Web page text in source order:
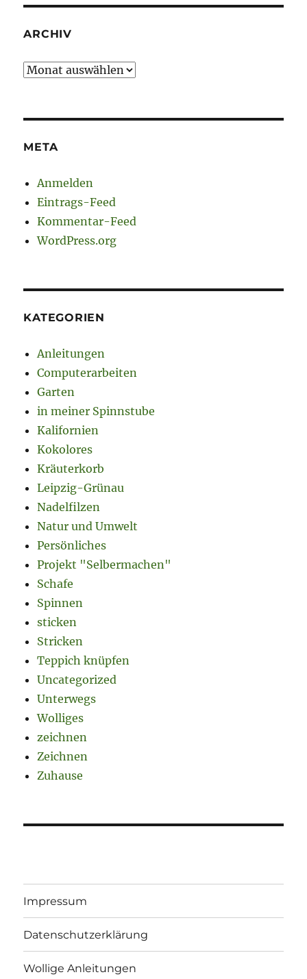
ARCHIV
Archiv
META
Anmelden
Eintrags-Feed
Kommentar-Feed
WordPress.org
KATEGORIEN
Anleitungen
Computerarbeiten
Garten
in meiner Spinnstube
Kalifornien
Kokolores
Kräuterkorb
Leipzig-Grünau
Nadelfilzen
Natur und Umwelt
Persönliches
Projekt "Selbermachen"
Schafe
Spinnen
sticken
Stricken
Teppich knüpfen
Uncategorized
Unterwegs
Wolliges
zeichnen
Zeichnen
Zuhause
Impressum
Datenschutzerklärung
Wollige Anleitungen